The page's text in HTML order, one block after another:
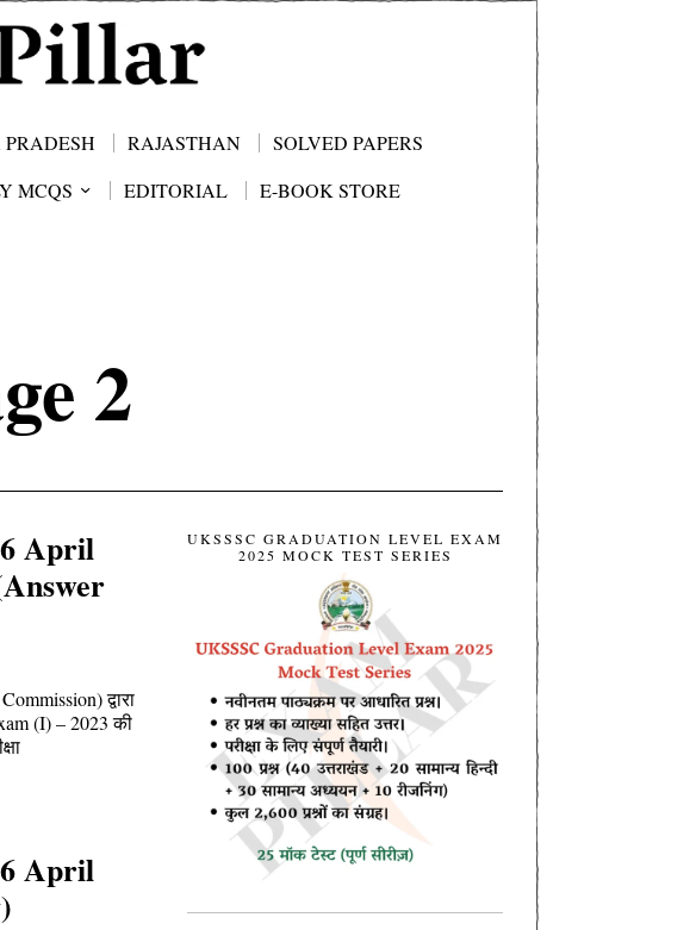
RAJASTHAN
SOLVED PAPERS
MCQS EDITORIAL
E-BOOK STORE
2
April
द्वारा
(I) – 2023 की
April
UKSSSC GRADUATION LEVEL EXAM
2025 MOCK TEST SERIES